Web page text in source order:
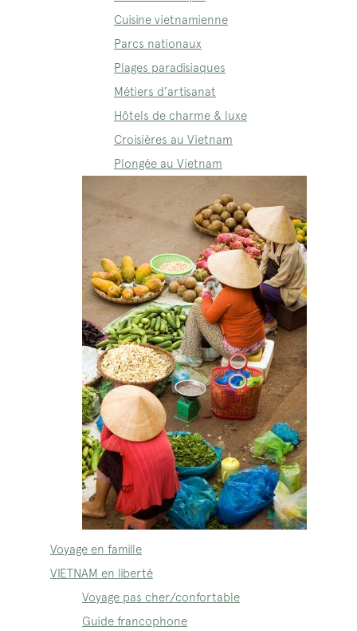
Cuisine vietnamienne
Parcs nationaux
Plages paradisiaques
Métiers d’artisanat
Hôtels de charme & luxe
Croisières au Vietnam
Plongée au Vietnam
Voyage en famille
VIETNAM en liberté
Voyage pas cher/confortable
Guide francophone